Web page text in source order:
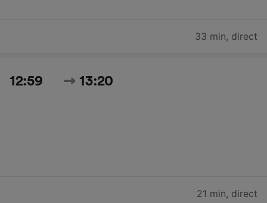
33 min, direct
12:59 13:20
21 min, direct